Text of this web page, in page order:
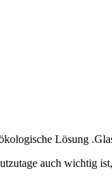
Lösung
auch wichtig